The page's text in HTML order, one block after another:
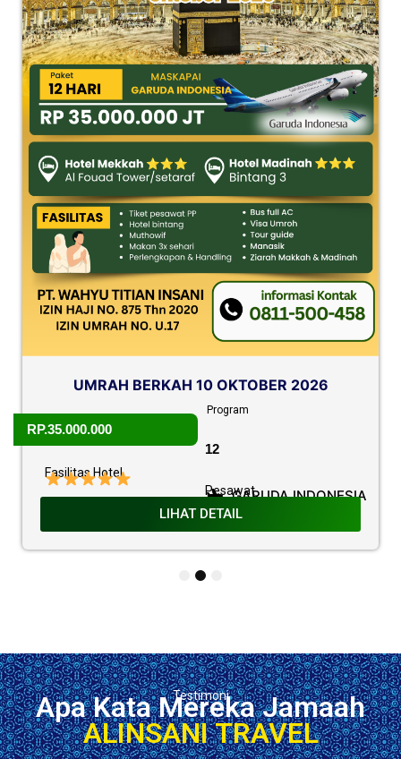
UMRAH BERKAH 10 OKTOBER 2026
RP.35.000.000
Fasilitas Hotel
Program
12
PesawatGARUDA INDONESIA
LIHAT DETAIL
Testimoni
Apa Kata Mereka Jamaah
ALINSANI TRAVEL